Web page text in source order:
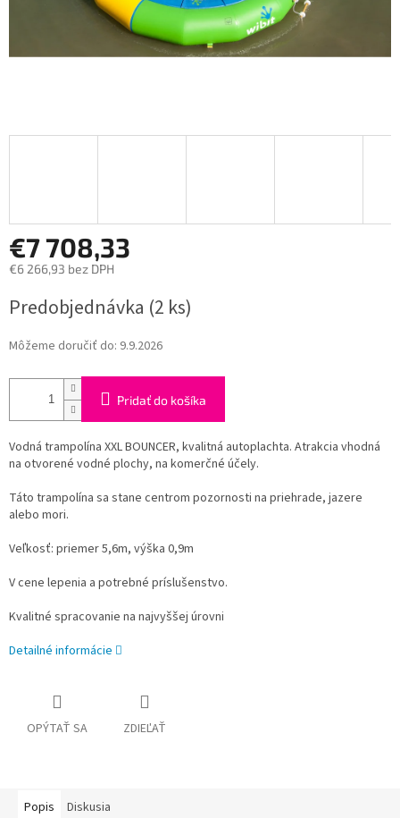
€7 708,33
€6 266,93 bez DPH
cena:
Predobjednávka (2 ks)
Môžeme doručiť do: 9.9.2026
Pridať do košíka
Vodná trampolína XXL BOUNCER, kvalitná autoplachta. Atrakcia vhodná
na otvorené vodné plochy, na komerčné účely.
Táto trampolína sa stane centrom pozornosti na priehrade, jazere
alebo mori.
Veľkosť: priemer 5,6m, výška 0,9m
V cene lepenia a potrebné príslušenstvo.
Kvalitné spracovanie na najvyššej úrovni
Detailné informácie
OPÝTAŤ SA ZDIEĽAŤ
Popis Diskusia